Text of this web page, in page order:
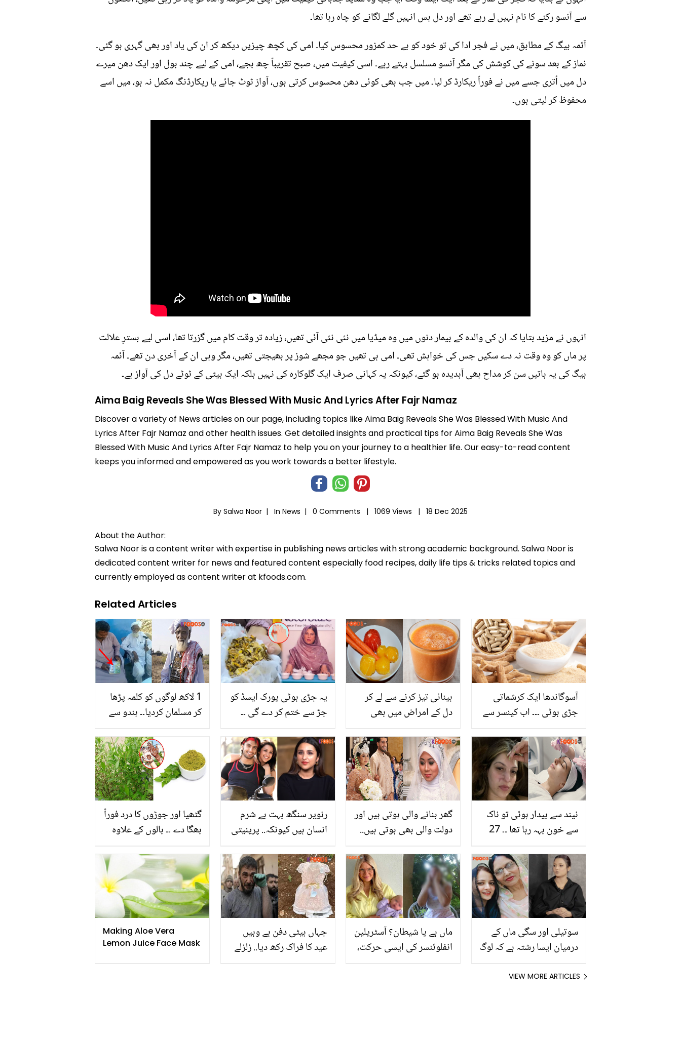
سے آنسو رکنے کا نام نہیں لے رہے تھے اور دل بس انہیں گلے لگانے کو چاہ رہا تھا۔
آئمہ بیگ کے مطابق، میں نے فجر ادا کی تو خود کو بے حد کمزور محسوس کیا۔ امی کی کچھ چیزیں دیکھ کر ان کی یاد اور بھی گہری ہو گئی۔
نماز کے بعد سونے کی کوشش کی مگر آنسو مسلسل بہتے رہے۔ اسی کیفیت میں، صبح تقریباً چھ بجے، امی کے لیے چند بول اور ایک دھن میرے
دل میں اُتری جسے میں نے فوراً ریکارڈ کر لیا۔ میں جب بھی کوئی دھن محسوس کرتی ہوں، آواز ٹوٹ جائے یا ریکارڈنگ مکمل نہ ہو، میں اسے
محفوظ کر لیتی ہوں۔
انہوں نے مزید بتایا کہ ان کی والدہ کے بیمار دنوں میں وہ میڈیا میں نئی نئی آئی تھیں، زیادہ تر وقت کام میں گزرتا تھا، اسی لیے بسترِ علالت
پر ماں کو وہ وقت نہ دے سکیں جس کی خواہش تھی۔ امی ہی تھیں جو مجھے شوز پر بھیجتی تھیں، مگر وہی ان کے آخری دن تھے۔ آئمہ
بیگ کی یہ باتیں سن کر مداح بھی آبدیدہ ہو گئے، کیونکہ یہ کہانی صرف ایک گلوکارہ کی نہیں بلکہ ایک بیٹی کے ٹوٹے دل کی آواز ہے۔
Aima Baig Reveals She Was Blessed With Music And Lyrics After Fajr Namaz
Discover a variety of News articles on our page, including topics like Aima Baig Reveals She Was Blessed With Music And
Lyrics After Fajr Namaz and other health issues. Get detailed insights and practical tips for Aima Baig Reveals She Was
Blessed With Music And Lyrics After Fajr Namaz to help you on your journey to a healthier life. Our easy-to-read content
keeps you informed and empowered as you work towards a better lifestyle.
By Salwa Noor | In News | 0 Comments | 1069 Views | 18 Dec 2025
About the Author:
Salwa Noor is a content writer with expertise in publishing news articles with strong academic background. Salwa Noor is
dedicated content writer for news and featured content especially food recipes, daily life tips & tricks related topics and
currently employed as content writer at kfoods.com.
Related Articles
1 لاکھ لوگوں کو کلمہ پڑھا
کر مسلمان کردیا۔۔ ہندو سے
سالہ بزرگ کون ہیں؟
یہ جڑی بوٹی یورک ایسڈ کو
جڑ سے ختم کر دے گی ۔۔
کریں؟ ڈاکٹر بلقیس نے
گھریلوں طریقہ بتا دیا
بینائی تیز کرنے سے لے کر
دل کے امراض میں بھی
مزیدار جوس بنانے کا طریقہ
اور اس کے زبردست فائدے
آسوگاندھا ایک کرشماتی
جڑی بوٹی ۔۔۔ اب کینسر سے
جانیئے اس کے 8 بڑے فائدے
گٹھیا اور جوڑوں کا درد فوراً
بھگا دے ۔۔ بالوں کے علاوہ
حیران کن فائدے جسے جان
کر آج ہی یہ پودا گھر لے
آئیں گے
رنویر سنگھ بہت بے شرم
انسان ہیں کیونکہ.. پرینیتی
متعلق چونکا دینے والا
انکشاف
گھر بنانے والی ہوتی ہیں اور
دولت والی بھی ہوتی ہیں..
کرنے کے 5 فائدے
نیند سے بیدار ہوئی تو ناک
سے خون بہہ رہا تھا ۔۔ 27
کروانے کے بعد کیا ہوا کہ وہ
کینسر کا شکار ہوگئی؟
Making Aloe Vera
Lemon Juice Face Mask
جہاں بیٹی دفن ہے وہیں
عید کا فراک رکھ دیا.. زلزلے
ماں ہے یا شیطان؟ آسٹریلین
انفلوئنسر کی ایسی حرکت،
سوتیلی اور سگی ماں کے
درمیان ایسا رشتہ ہے کہ لوگ
بعد مزنا وقاص کی زندگی
VIEW MORE ARTICLES